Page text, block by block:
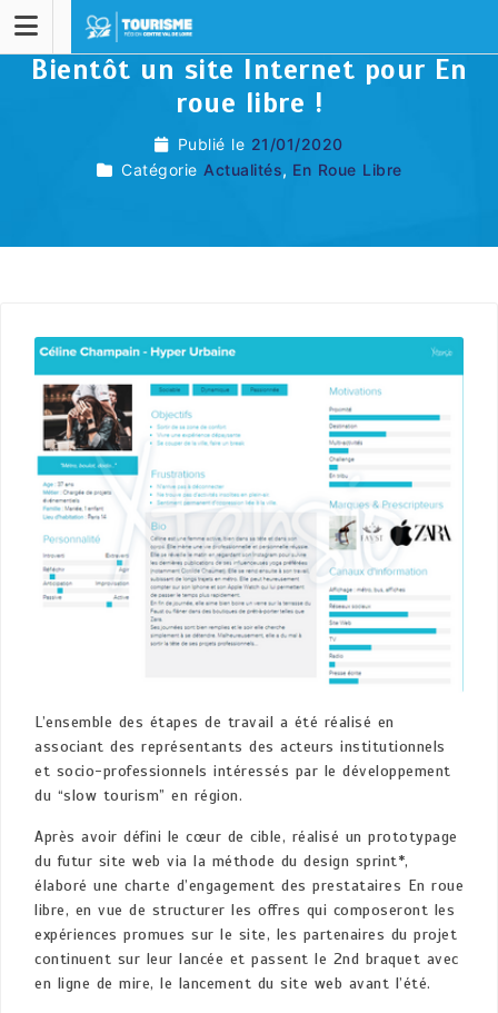
Bientôt un site Internet pour En
roue libre !
Publié le 21/01/2020
Catégorie Actualités, En Roue Libre
L’ensemble des étapes de travail a été réalisé en
associant des représentants des acteurs institutionnels
et socio-professionnels intéressés par le développement
du “slow tourism” en région.
Après avoir défini le cœur de cible, réalisé un prototypage
du futur site web via la méthode du design sprint*,
élaboré une charte d’engagement des prestataires En roue
libre, en vue de structurer les offres qui composeront les
expériences promues sur le site, les partenaires du projet
continuent sur leur lancée et passent le 2nd braquet avec
en ligne de mire, le lancement du site web avant l’été.